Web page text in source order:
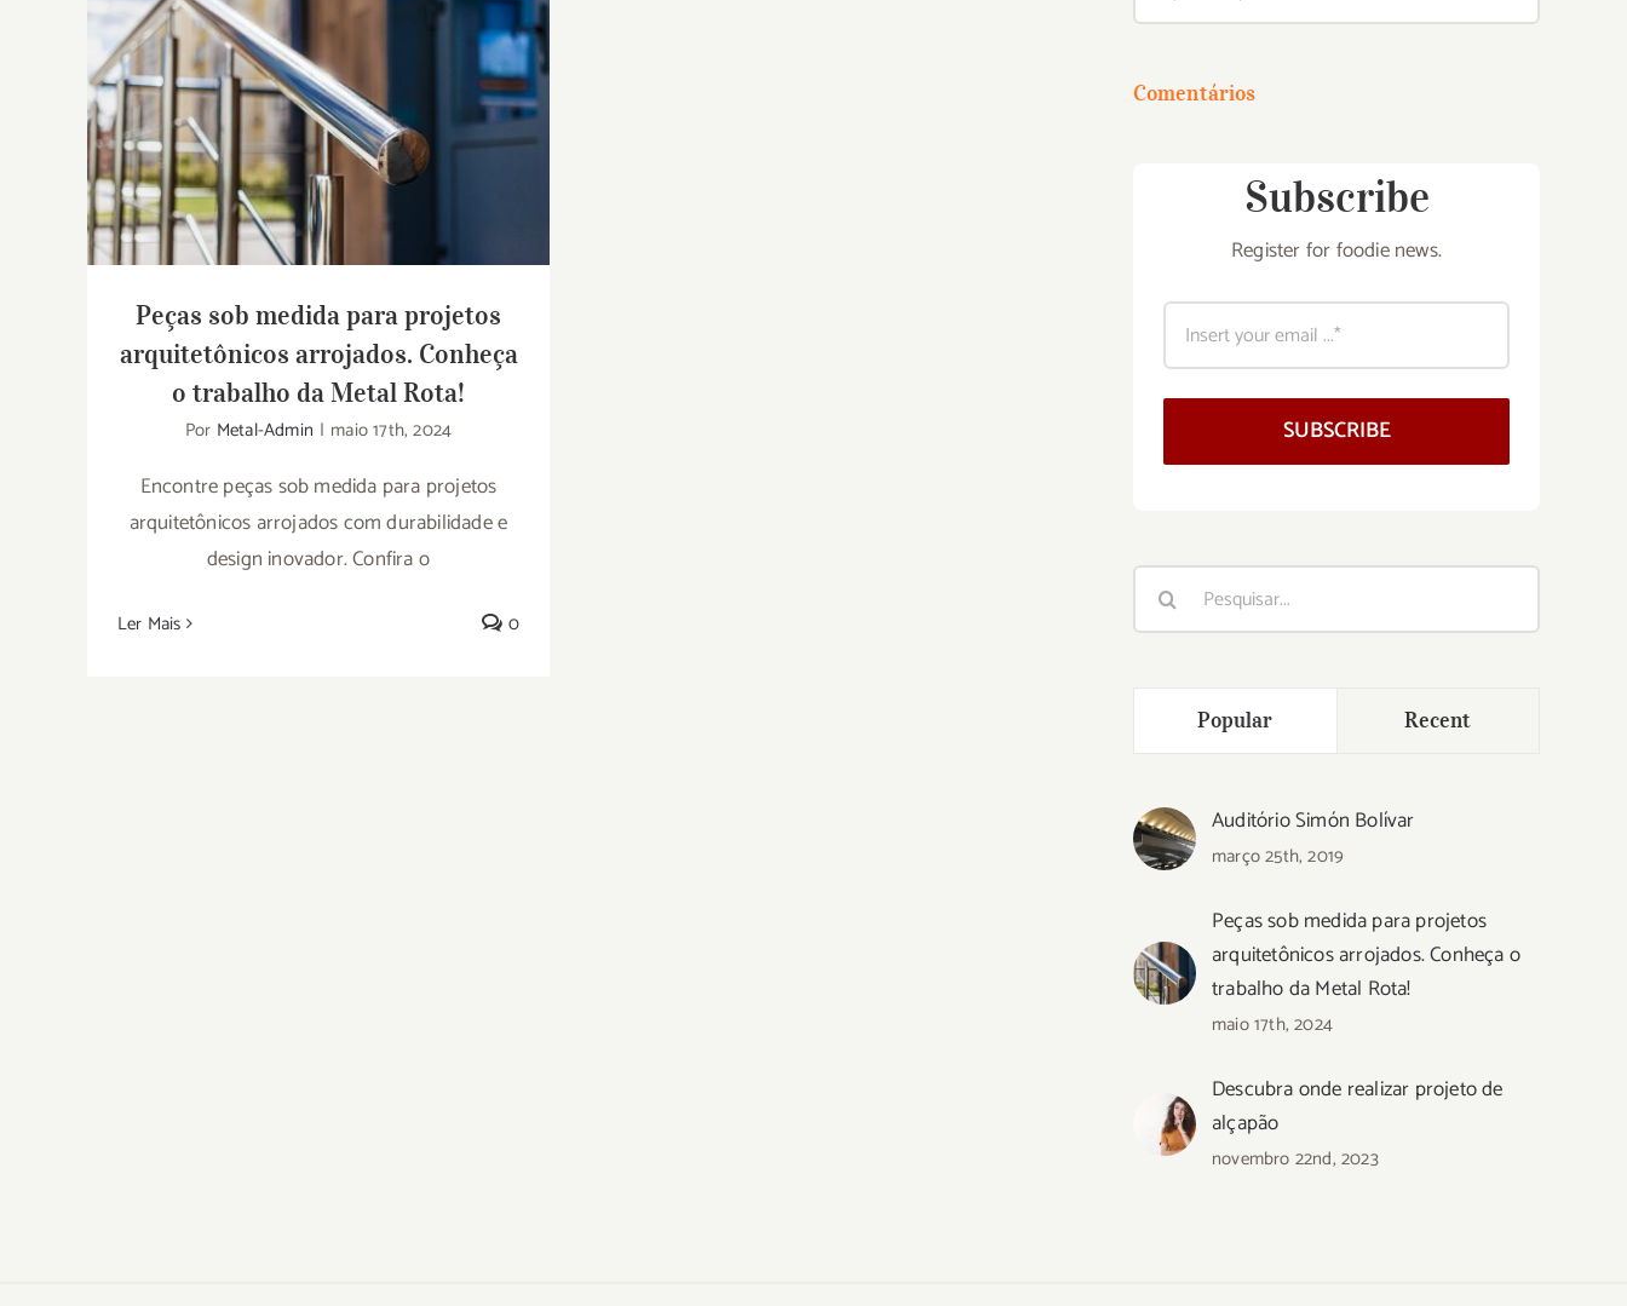
Peças sob medida para projetos
arquitetônicos arrojados. Conheça o
trabalho da Metal Rota!
Peças sob medida para projetos
arquitetônicos arrojados. Conheça
o trabalho da Metal Rota!
Por Metal-Admin | maio 17th, 2024
Encontre peças sob medida para projetos
arquitetônicos arrojados com durabilidade e
design inovador. Confira o
Ler Mais 0
resultados
Comentários
Subscribe
Register for foodie news.
SUBSCRIBE
Buscar
resultados
Popular Recent
Auditório Simón Bolívar
março 25th, 2019
Peças sob medida para projetos
arquitetônicos arrojados. Conheça o
trabalho da Metal Rota!
maio 17th, 2024
Descubra onde realizar projeto de
alçapão
novembro 22nd, 2023